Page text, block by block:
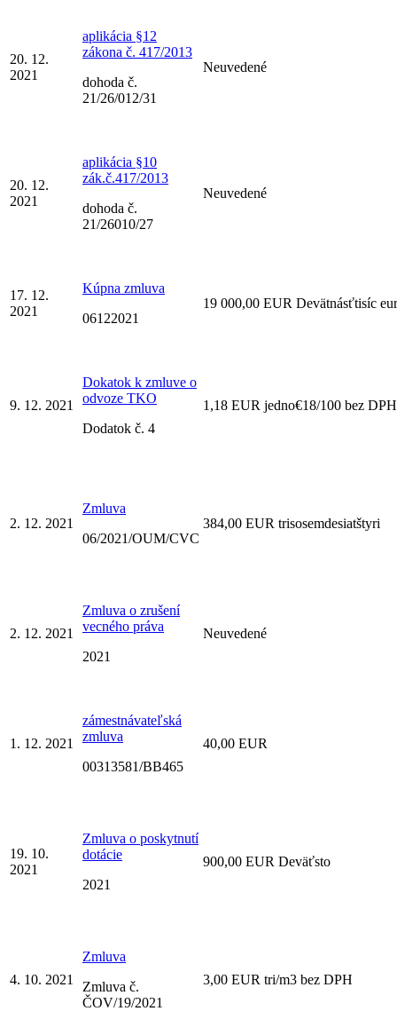
20. 12.
2021
aplikácia §12
zákona č. 417/2013
dohoda č.
21/26/012/31
Neuvedené
20. 12.
2021
aplikácia §10
zák.č.417/2013
dohoda č.
21/26010/27
Neuvedené
17. 12.
2021
Kúpna zmluva
06122021
19 000,00 EUR Devätnásťtisíc eur
9. 12. 2021
Dokatok k zmluve o
odvoze TKO
Dodatok č. 4
1,18 EUR jedno€18/100 bez DPH
2. 12. 2021
Zmluva
06/2021/OUM/CVC
384,00 EUR trisosemdesiatštyri
2. 12. 2021
Zmluva o zrušení
vecného práva
2021
Neuvedené
1. 12. 2021
zámestnávateľská
zmluva
00313581/BB465
40,00 EUR
19. 10.
2021
Zmluva o poskytnutí
dotácie
2021
900,00 EUR Deväťsto
4. 10. 2021
Zmluva
Zmluva č.
ČOV/19/2021
3,00 EUR tri/m3 bez DPH